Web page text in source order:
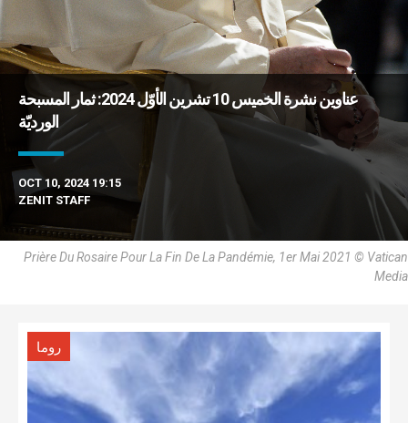
عناوين نشرة الخميس 10 تشرين الأوّل 2024: ثمار المسبحة
الورديّة
OCT 10, 2024 19:15
ZENIT STAFF
Prière Du Rosaire Pour La Fin De La Pandémie, 1er Mai 2021 © Vatican
Media
روما